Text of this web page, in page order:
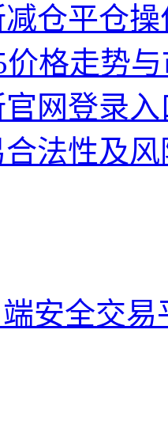
仓平仓
价格走势
网登录
法性及
安全交易